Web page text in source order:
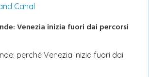
Venezia inizia fuori dai percorsi
perché Venezia inizia fuori dai